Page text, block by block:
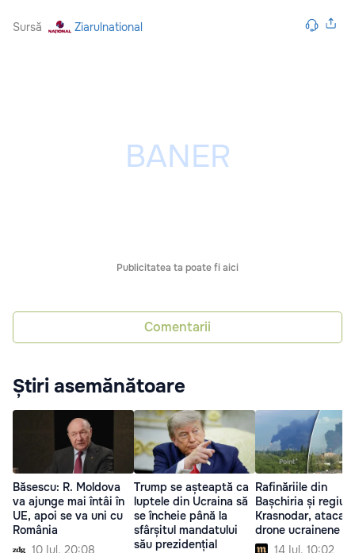
Sursă Ziarulnational
Publicitatea ta poate fi aici
Comentarii
Știri asemănătoare
Băsescu: R. Moldova
va ajunge mai întâi în
UE, apoi se va uni cu
România
10 Iul. 20:08
Trump se așteaptă ca
luptele din Ucraina să
se încheie până la
sfârșitul mandatului
său prezidențial
Rafinăriile din
Bașchiria și
Krasnodar,
drone ucrainene
14 Iul. 10:02